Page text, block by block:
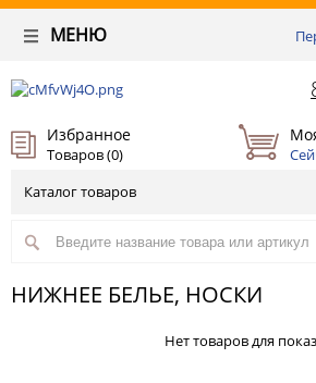
МЕНЮ
Избранное
Товаров (0)
Каталог товаров
НИЖНЕЕ БЕЛЬЕ, НОСКИ
Нет товаров для